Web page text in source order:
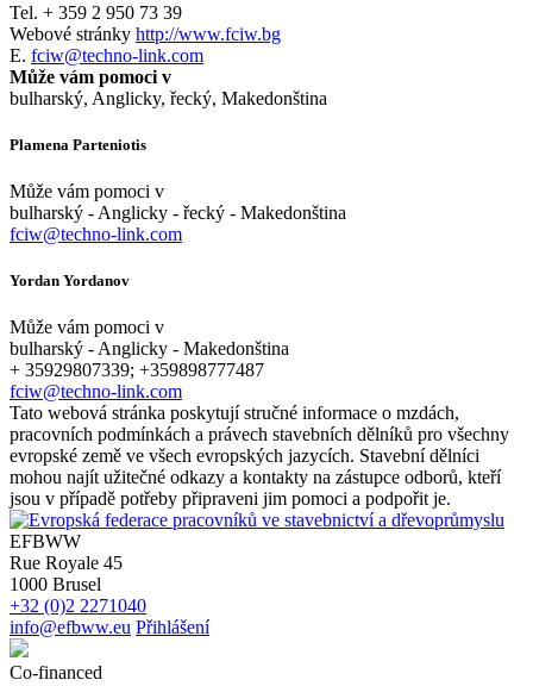
Tel. + 359 2 950 73 39
Webové stránky http://www.fciw.bg
E. fciw@techno-link.com
Může vám pomoci v
bulharský, Anglicky, řecký, Makedonština
Plamena Parteniotis
Může vám pomoci v
bulharský - Anglicky - řecký - Makedonština
fciw@techno-link.com
Yordan Yordanov
Může vám pomoci v
bulharský - Anglicky - Makedonština
+ 35929807339; +359898777487
fciw@techno-link.com
Tato webová stránka poskytují stručné informace o mzdách,
pracovních podmínkách a právech stavebních dělníků pro všechny
evropské země ve všech evropských jazycích. Stavební dělníci
mohou najít užitečné odkazy a kontakty na zástupce odborů, kteří
jsou v případě potřeby připraveni jim pomoci a podpořit je.
EFBWW
Rue Royale 45
1000 Brusel
+32 (0)2 2271040
info@efbww.eu Přihlášení
Co-financed